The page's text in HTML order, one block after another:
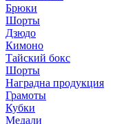
Брюки
Шорты
Дзюдо
Кимоно
Тайский бокс
Шорты
Наградна продукция
Грамоты
Кубки
Медали